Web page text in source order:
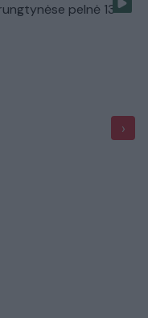
pelnė 13
›